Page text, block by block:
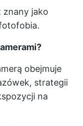
znany jako
obejmuje
strategii
na